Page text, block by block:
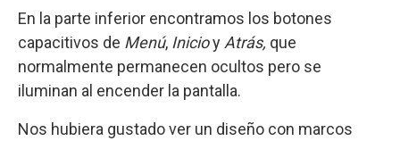
En la parte inferior encontramos los botones
capacitivos de Menú, Inicioy Atrás, que
normalmente permanecen ocultos pero se
iluminan al encender la pantalla.
Nos hubiera gustado ver un diseño con marcos